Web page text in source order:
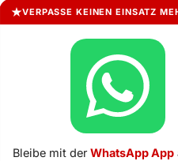
VERPASSE KEINEN EINSATZ
Bleibe mit derWhatsApp App